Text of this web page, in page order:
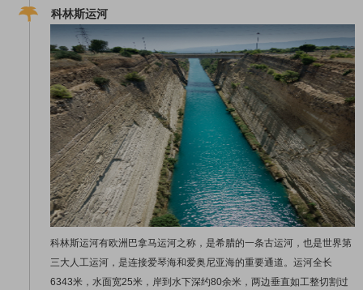
科林斯运河
科林斯运河有欧洲巴拿马运河之称，是希腊的一条古运河，也是世界第
三大人工运河，是连接爱琴海和爱奥尼亚海的重要通道。运河全长
6343米，水面宽25米，岸到水下深约80余米，两边垂直如工整切割过